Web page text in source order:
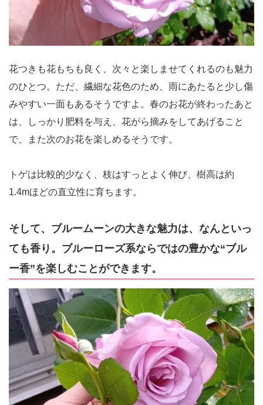
花つきも花もちも良く、次々と楽しませてくれるのも魅力
のひとつ。ただ、繊細な花色のため、雨にあたると少し傷
みやすい一面もあるそうですよ。春のお花が終わったあと
は、しっかり肥料を与え、花がら摘みをしてあげること
で、また次のお花を楽しめるそうです。
トゲは比較的少なく、枝はすっとよく伸び、樹高は約
1.4mほどの直立性に育ちます。
そして、ブルームーンの大きな魅力は、なんといっ
ても香り。ブルーローズ系ならではの豊かな“ブル
ー香”を楽しむことができます。